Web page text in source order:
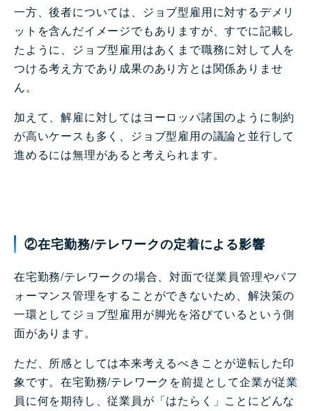
一方、後者については、ジョブ型雇用に対するデメリ
ットを含んだイメージでもありますが、すでに記載し
たように、ジョブ型雇用はあくまで職務に対して人を
つける考え方であり成果のあり方とは関係ありませ
ん。
加えて、解雇に対してはヨーロッパ諸国のように制約
が高いケースも多く、ジョブ型雇用の議論と並行して
進めるには無理があると考えられます。
②在宅勤務/テレワークの定着による影響
在宅勤務/テレワークの場合、対面で従業員管理やパフ
ォーマンス管理をすることができないため、解決策の
一環としてジョブ型雇用が脚光を浴びているという側
面があります。
ただ、所感としては本来考えるべきことが逆転した印
象です。在宅勤務/テレワークを前提として企業が従業
員に何を期待し、従業員が「はたらく」ことにどんな